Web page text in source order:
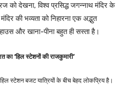
को देखना, विश्व प्रसिद्ध जगन्नाथ मंदिर के
की भव्यता को निहारना एक अद्भुत
और खाना-पीना बहुत ही सस्ता है।
का ‘हिल स्टेशनों की राजकुमारी’
स्टेशन बजट यात्रियों के बीच बेहद लोकप्रिय है।